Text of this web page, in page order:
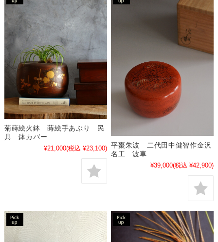
菊蒔絵火鉢 蒔絵手あぶり 民
具 鉢カバー
¥21,000(税込 ¥23,100) 平棗朱波 二代田中健智作金沢
名工 波車
¥39,000(税込 ¥42,900)